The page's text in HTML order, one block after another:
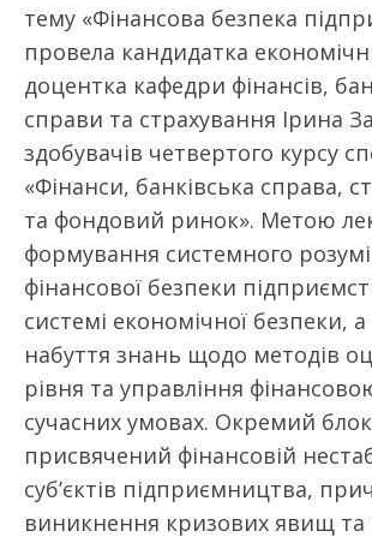
тему «Фінансова безпека
провела кандидатка
доцентка кафедри фінансів,
справи та страхування Ірина
здобувачів четвертого курсу
«Фінанси, банківська справа,
та фондовий ринок». Метою
формування системного
фінансової безпеки
системі економічної безпеки,
набуття знань щодо методів
рівня та управління
сучасних умовах. Окремий блок
присвячений фінансовій
суб’єктів підприємництва,
виникнення кризових явищ та